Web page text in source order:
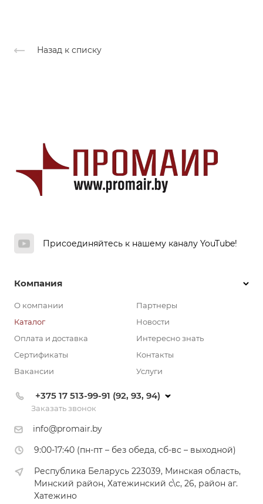
Назад к списку
Присоединяйтесь к нашему каналу YouTube!
Компания
О компании
Каталог
Оплата и доставка
Сертификаты
Вакансии
Партнеры
Новости
Интересно знать
Контакты
Услуги
+375 17 513-99-91 (92, 93, 94)
Заказать звонок
info@promair.by
9:00-17:40 (пн-пт – без обеда, сб-вс – выходной)
Республика Беларусь 223039, Минская область,
Минский район, Хатежинский с\с, 26, район аг.
Хатежино